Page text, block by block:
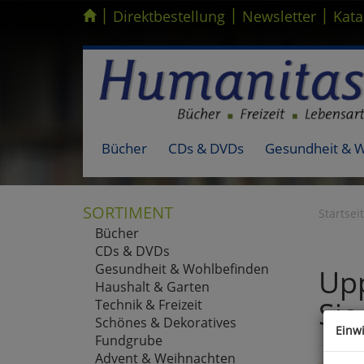
Kompletten Head der Seite überspringen
| Direktbestellung | Newsletter |
Bücher CDs & DVDs Gesundheit &
SORTIMENT
Bücher
CDs & DVDs
Gesundheit & Wohlbefinden
Haushalt & Garten
Technik & Freizeit
Schönes & Dekoratives
Fundgrube
Advent & Weihnachten